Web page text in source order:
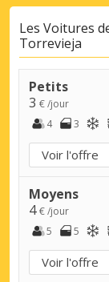
Les Voitures
Torrevieja
Petits
3 € /jour
4
3
Voir l'offre
Moyens
4€ /jour
5
5
Voir l'offre